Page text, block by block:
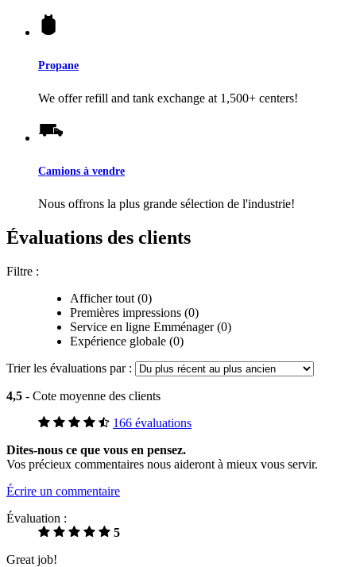
Propane
We offer refill and tank exchange at 1,500+ centers!
Camions à vendre
Nous offrons la plus grande sélection de l'industrie!
Évaluations des clients
Filtre :
Afficher tout (0)
Premières impressions (0)
Service en ligne Emménager (0)
Expérience globale (0)
Trier les évaluations par :
4,5 - Cote moyenne des clients
166 évaluations
Dites-nous ce que vous en pensez.
Vos précieux commentaires nous aideront à mieux vous servir.
Écrire un commentaire
Évaluation :
5
Great job!